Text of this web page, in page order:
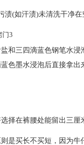
渍(如汗渍)未清洗干净
3
和三四滴蓝色钢笔水
色墨水浸泡后直接拿
择在裤腰处能留出三厘
是买长不买短，因为牛